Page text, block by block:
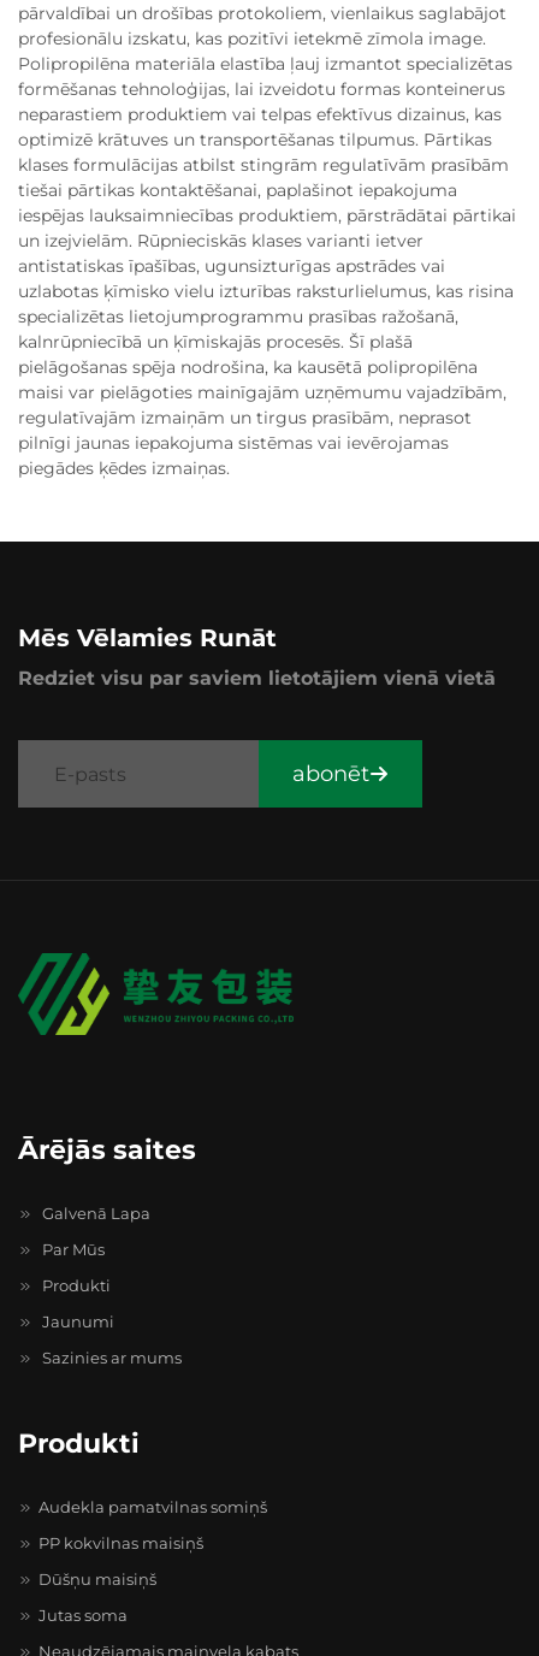
pārvaldībai un drošības protokoliem, vienlaikus saglabājot
profesionālu izskatu, kas pozitīvi ietekmē zīmola image.
Polipropilēna materiāla elastība ļauj izmantot specializētas
formēšanas tehnoloģijas, lai izveidotu formas konteinerus
neparastiem produktiem vai telpas efektīvus dizainus, kas
optimizē krātuves un transportēšanas tilpumus. Pārtikas
klases formulācijas atbilst stingrām regulatīvām prasībām
tiešai pārtikas kontaktēšanai, paplašinot iepakojuma
iespējas lauksaimniecības produktiem, pārstrādātai pārtikai
un izejvielām. Rūpnieciskās klases varianti ietver
antistatiskas īpašības, ugunsizturīgas apstrādes vai
uzlabotas ķīmisko vielu izturības raksturlielumus, kas risina
specializētas lietojumprogrammu prasības ražošanā,
kalnrūpniecībā un ķīmiskajās procesēs. Šī plašā
pielāgošanas spēja nodrošina, ka kausētā polipropilēna
maisi var pielāgoties mainīgajām uzņēmumu vajadzībām,
regulatīvajām izmaiņām un tirgus prasībām, neprasot
pilnīgi jaunas iepakojuma sistēmas vai ievērojamas
piegādes ķēdes izmaiņas.
Mēs Vēlamies Runāt
Redziet visu par saviem lietotājiem vienā vietā
abonēt
Ārējās saites
Galvenā Lapa
Par Mūs
Produkti
Jaunumi
Sazinies ar mums
Produkti
Audekla pamatvilnas somiņš
PP kokvilnas maisiņš
Dūšņu maisiņš
Jutas soma
Neaudzējamais maiņveļa kabats